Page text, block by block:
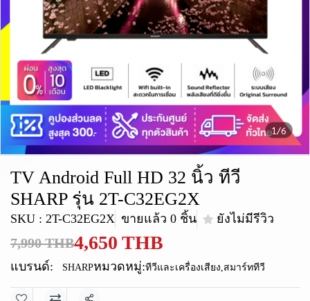
1/6
TV Android Full HD 32 นิ้ว ทีวี
SHARP รุ่น 2T-C32EG2X
SKU : 2T-C32EG2X ขายแล้ว 0 ชิ้น ยังไม่มีรีวิว
7,990 THB4,650 THB
แบรนด์: SHARPหมวดหมู่:ทีวีและเครื่องเสียง,สมาร์ททีวี